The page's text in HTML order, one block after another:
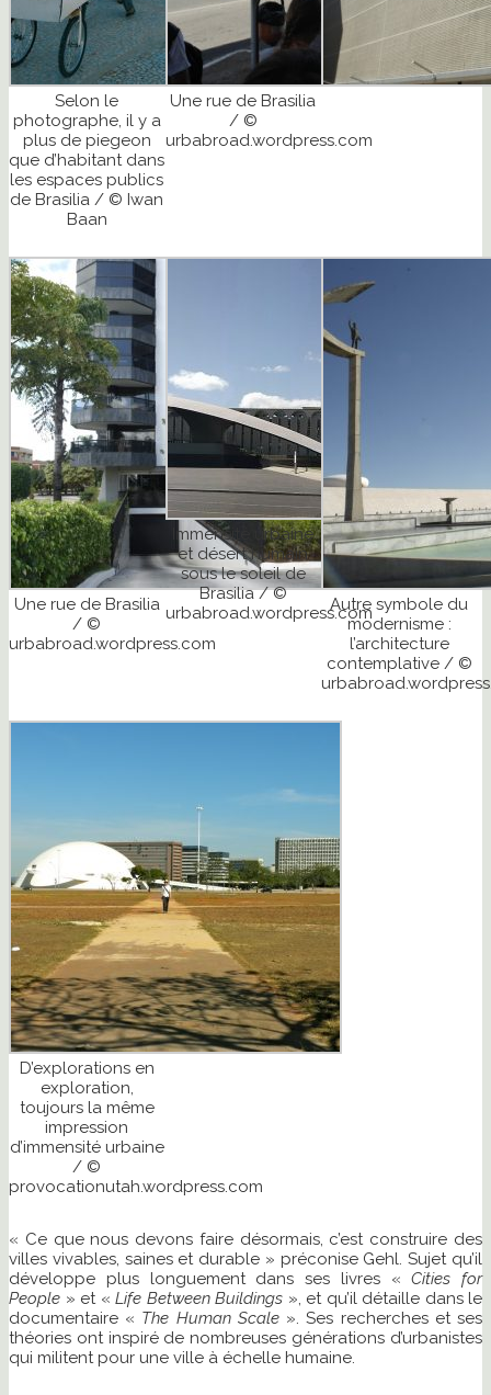
Selon le
photographe, il y a
plus de piegeon
que d’habitant dans
les espaces publics
de Brasilia / © Iwan
Baan
Une rue de Brasilia
/ ©
urbabroad.wordpress.com
Une rue de Brasilia
/ ©
urbabroad.wordpress.com
Immensité urbaine
et désert humain
sous le soleil de
Brasilia / ©
urbabroad.wordpress.comAutre symbole du
modernisme :
l’architecture
contemplative / ©
D’explorations en
exploration,
toujours la même
impression
d’immensité urbaine
/ ©
provocationutah.wordpress.com
« Ce que nous devons faire désormais, c’est construire des
villes vivables, saines et durable » préconise Gehl. Sujet qu’il
développe plus longuement dans ses livres «Cities for
People » et « Life Between Buildings », et qu’il détaille dans le
documentaire « The Human Scale ». Ses recherches et ses
théories ont inspiré de nombreuses générations d’urbanistes
qui militent pour une ville à échelle humaine.